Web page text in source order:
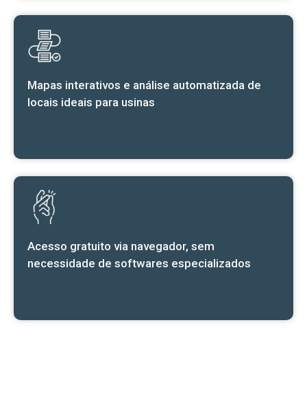
Mapas interativos e análise automatizada de
locais ideais para usinas
Acesso gratuito via navegador, sem
necessidade de softwares especializados